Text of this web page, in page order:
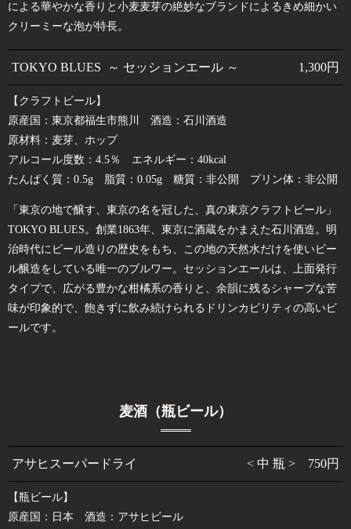
による華やかな香りと小麦麦芽の絶妙なブランドによるきめ細かい
クリーミーな泡が特長。
TOKYO BLUES ～ セッションエール ～ 1,300円
【クラフトビール】
原産国：東京都福生市熊川 酒造：石川酒造
原材料：麦芽、ホップ
アルコール度数：4.5％ エネルギー：40kcal
たんぱく質：0.5g 脂質：0.05g 糖質：非公開 プリン体：非公開
「東京の地で醸す、東京の名を冠した、真の東京クラフトビール」
TOKYO BLUES。創業1863年、東京に酒蔵をかまえた石川酒造。明
治時代にビール造りの歴史をもち、この地の天然水だけを使いビー
ル醸造をしている唯一のブルワー。セッションエールは、上面発行
タイプで、広がる豊かな柑橘系の香りと、余韻に残るシャープな苦
味が印象的で、飽きずに飲み続けられるドリンカビリティの高いビ
ールです。
麦酒（瓶ビール）
アサヒスーパードライ < 中 瓶 > 750円
【瓶ビール】
原産国：日本 酒造：アサヒビール